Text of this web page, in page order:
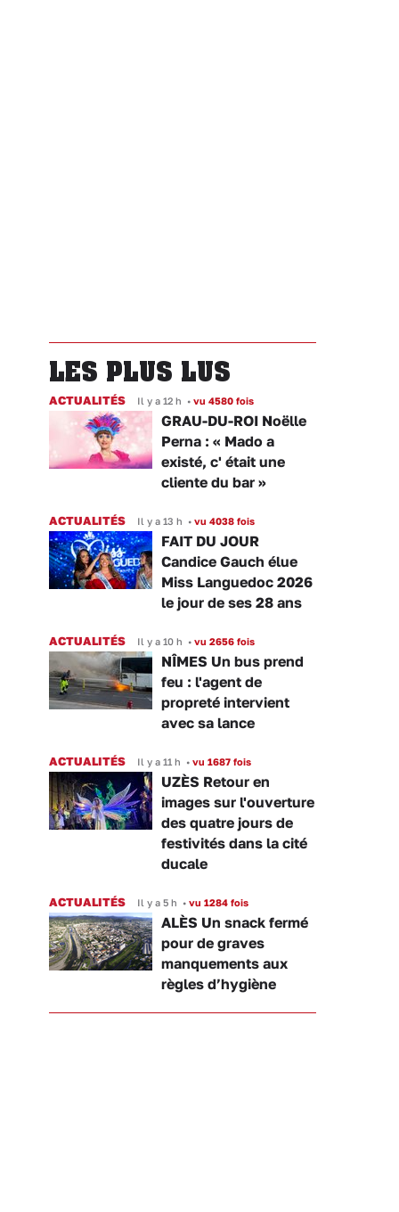
LES PLUS LUS
ACTUALITÉS Il y a 12 h • vu 4580 fois
GRAU-DU-ROI Noëlle
Perna : « Mado a
existé, c' était une
cliente du bar »
ACTUALITÉS Il y a 13 h • vu 4038 fois
FAIT DU JOUR
Candice Gauch élue
Miss Languedoc 2026
le jour de ses 28 ans
ACTUALITÉS Il y a 10 h • vu 2656 fois
NÎMES Un bus prend
feu : l'agent de
propreté intervient
avec sa lance
ACTUALITÉS Il y a 11 h • vu 1687 fois
UZÈS Retour en
images sur l'ouverture
des quatre jours de
festivités dans la cité
ducale
ACTUALITÉS Il y a 5 h • vu 1284 fois
ALÈS Un snack fermé
pour de graves
manquements aux
règles d’hygiène